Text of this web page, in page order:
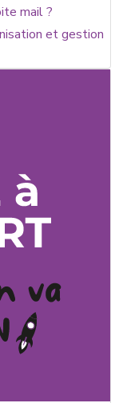
mail ?
et gestion